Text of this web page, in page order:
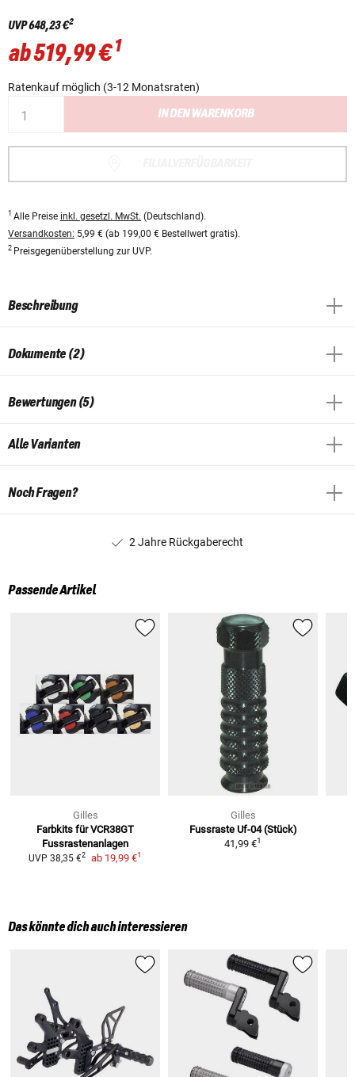
UVP648,23 €2
ab519,99 €1
Ratenkauf möglich (3-12 Monatsraten)
IN DEN WARENKORB
1 Alle Preise inkl. gesetzl. MwSt. (Deutschland).
Versandkosten: 5,99 € (ab 199,00 € Bestellwert gratis).
2 Preisgegenüberstellung zur UVP.
Beschreibung
Dokumente (2)
Bewertungen (5)
Alle Varianten
Noch Fragen?
2 Jahre Rückgaberecht
Passende Artikel
Gilles
Farbkits für VCR38GT
Fussrastenanlagen
UVP 38,35 €2 ab 19,99 €1
Gilles
Fussraste Uf-04 (Stück)
41,99 €1
Das könnte dich auch interessieren